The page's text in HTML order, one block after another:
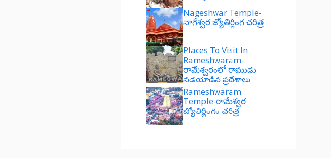
Nageshwar Temple-
నాగేశ్వర జ్యోతిర్లింగ చరిత్ర
Places To Visit In
Rameshwaram-
రామేశ్వరంలో రాముడు
నడయాడిన ప్రదేశాలు
Rameshwaram
Temple-రామేశ్వర
జ్యోతిర్లింగం చరిత్ర